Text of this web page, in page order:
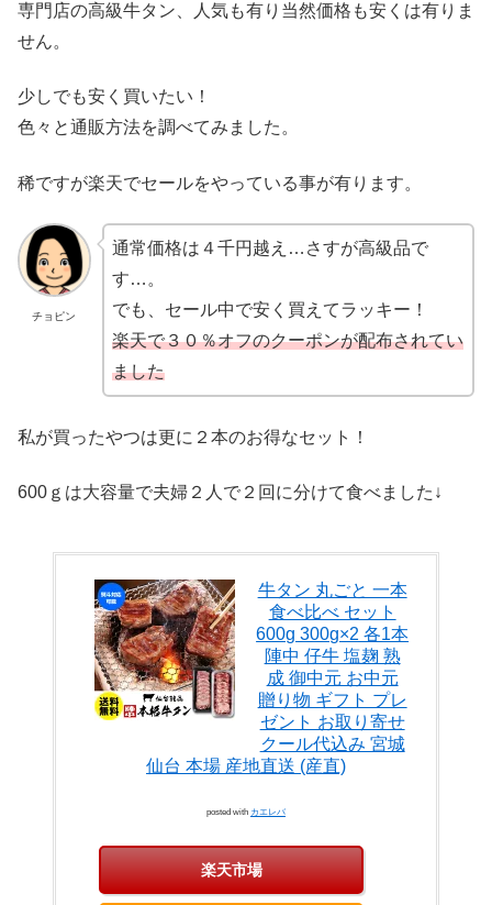
専門店の高級牛タン、人気も有り当然価格も安くは有りま
せん。
少しでも安く買いたい！
色々と通販方法を調べてみました。
稀ですが楽天でセールをやっている事が有ります。
チョピン
通常価格は４千円越え…さすが高級品で
す…。
でも、セール中で安く買えてラッキー！
楽天で３０％オフのクーポンが配布されてい
ました
私が買ったやつは更に２本のお得なセット！
600ｇは大容量で夫婦２人で２回に分けて食べました↓
牛タン 丸ごと 一本
食べ比べ セット
600g 300g×2 各1本
陣中 仔牛 塩麹 熟
成 御中元 お中元
贈り物 ギフト プレ
ゼント お取り寄せ
クール代込み 宮城
仙台 本場 産地直送 (産直)
posted with カエレバ
楽天市場